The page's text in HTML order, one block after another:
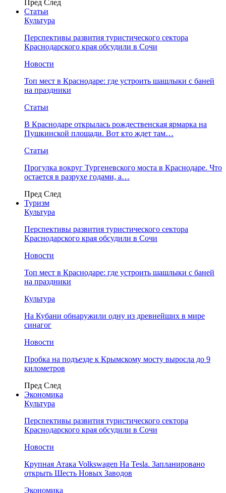
Пред След
Статьи
Культура
Перспективы развития туристического сектора
Краснодарского края обсудили в Сочи
Новости
Топ мест в Краснодаре: где устроить шашлыки с баней
на праздники
Статьи
В Краснодаре открылась рождественская ярмарка на
Пушкинской площади. Вот кто ждет там…
Статьи
Прогулка вокруг Тургеневского моста в Краснодаре. Что
остается в разрухе годами, а…
Пред След
Туризм
Культура
Перспективы развития туристического сектора
Краснодарского края обсудили в Сочи
Новости
Топ мест в Краснодаре: где устроить шашлыки с баней
на праздники
Культура
На Кубани обнаружили одну из древнейших в мире
синагог
Новости
Пробка на подъезде к Крымскому мосту выросла до 9
километров
Пред След
Экономика
Культура
Перспективы развития туристического сектора
Краснодарского края обсудили в Сочи
Новости
Крупная Атака Volkswagen На Tesla. Запланировано
открыть Шесть Новых Заводов
Экономика